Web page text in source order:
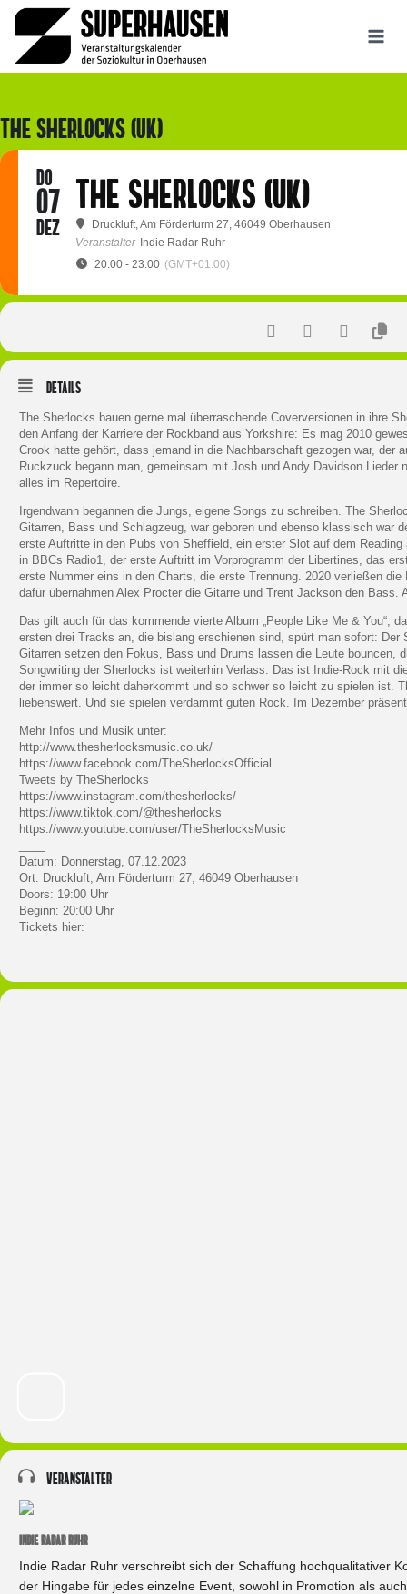
Zum
Inhalt
springen
THE SHERLOCKS (UK)
DO
07
DEZ
THE SHERLOCKS (UK)
Druckluft, Am Förderturm 27, 46049 Oberhausen
Veranstalter Indie Radar Ruhr
20:00 - 23:00 (GMT+01:00)
Details
The Sherlocks bauen gerne mal überraschende Coverversionen in ihre
den Anfang der Karriere der Rockband aus Yorkshire: Es mag 2010
Crook hatte gehört, dass jemand in die Nachbarschaft gezogen war, der
Ruckzuck begann man, gemeinsam mit Josh und Andy Davidson
alles im Repertoire.
Irgendwann begannen die Jungs, eigene Songs zu schreiben. The
Gitarren, Bass und Schlagzeug, war geboren und ebenso klassisch war
erste Auftritte in den Pubs von Sheffield, ein erster Slot auf dem
in BBCs Radio1, der erste Auftritt im Vorprogramm der Libertines, das
erste Nummer eins in den Charts, die erste Trennung. 2020 verließen
dafür übernahmen Alex Procter die Gitarre und Trent Jackson den
Das gilt auch für das kommende vierte Album „People Like Me & You“,
ersten drei Tracks an, die bislang erschienen sind, spürt man sofort:
Gitarren setzen den Fokus, Bass und Drums lassen die Leute bouncen,
Songwriting der Sherlocks ist weiterhin Verlass. Das ist Indie-Rock mit
der immer so leicht daherkommt und so schwer so leicht zu spielen ist.
liebenswert. Und sie spielen verdammt guten Rock. Im Dezember
Mehr Infos und Musik unter:
http://www.thesherlocksmusic.co.uk/
https://www.facebook.com/TheSherlocksOfficial
Tweets by TheSherlocks
https://www.instagram.com/thesherlocks/
https://www.tiktok.com/@thesherlocks
https://www.youtube.com/user/TheSherlocksMusic
Datum: Donnerstag, 07.12.2023
Ort: Druckluft, Am Förderturm 27, 46049 Oberhausen
Doors: 19:00 Uhr
Beginn: 20:00 Uhr
Tickets hier:
Veranstalter
INDIE RADAR RUHR
Indie Radar Ruhr verschreibt sich der Schaffung hochqualitativer
der Hingabe für jedes einzelne Event, sowohl in Promotion als